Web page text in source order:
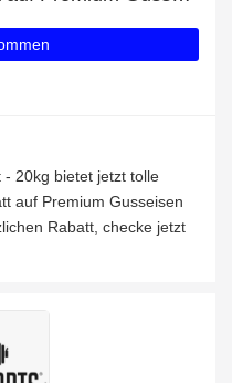
- 20kg bietet jetzt tolle
auf Premium Gusseisen
Rabatt, checke jetzt